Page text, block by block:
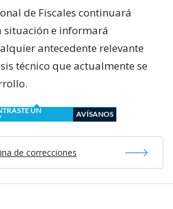
de Fiscales continuará
situación e informará
antecedente relevante
técnico que actualmente se
UN
AVÍSANOS
de correcciones